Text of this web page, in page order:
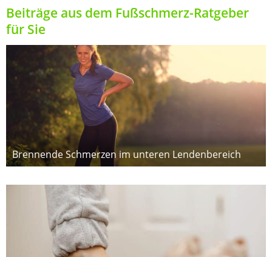
Beiträge aus dem Fußschmerz-Ratgeber
für Sie
Brennende Schmerzen im unteren Lendenbereich